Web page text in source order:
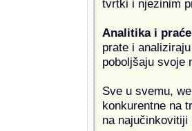
tvrtki i njezinim
Analitika i
prate i
poboljšaju svoje
Sve u svemu,
konkurentne na
na najučinkovitiji